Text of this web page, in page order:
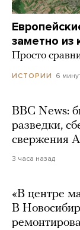
заметно из
Просто
ИСТОРИИ 6
BBC News:
разведки,
свержения
3 часа назад
«В центре
В